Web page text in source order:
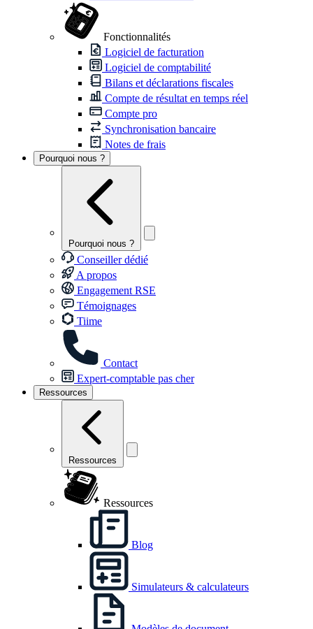
Fonctionnalités
Logiciel de facturation
Logiciel de comptabilité
Bilans et déclarations fiscales
Compte de résultat en temps réel
Compte pro
Synchronisation bancaire
Notes de frais
Pourquoi nous ?
Pourquoi nous ?
Conseiller dédié
A propos
Engagement RSE
Témoignages
Tiime
Contact
Expert-comptable pas cher
Ressources
Ressources
Ressources
Blog
Simulateurs & calculateurs